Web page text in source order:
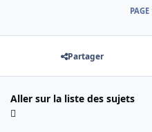
PAGE
Partager
Aller sur la liste des sujets